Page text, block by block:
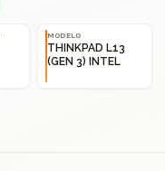
MODELO
THINKPAD L13
(GEN 3) INTEL